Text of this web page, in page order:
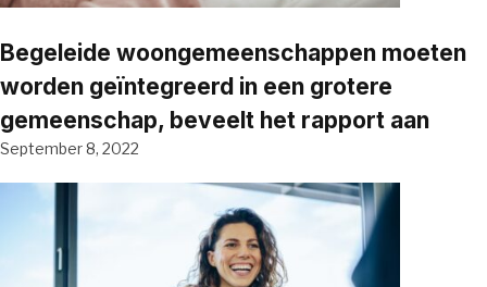
Begeleide woongemeenschappen moeten
worden geïntegreerd in een grotere
gemeenschap, beveelt het rapport aan
September 8, 2022